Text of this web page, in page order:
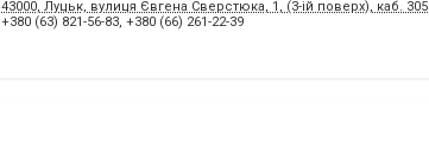
43000, Луцьк, вулиця Євгена Сверстюка, 1, (3-ій поверх), каб. 305
+380 (63) 821-56-83, +380 (66) 261-22-39